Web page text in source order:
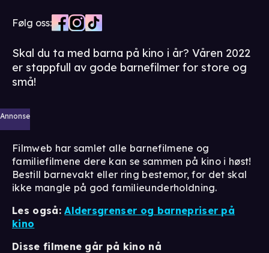
Følg oss:
Skal du ta med barna på kino i år? Våren 2022
er stappfull av gode barnefilmer for store og
små!
Annonse
Filmweb har samlet alle barnefilmene og
familiefilmene dere kan se sammen på kino i høst!
Bestill barnevakt eller ring bestemor, for det skal
ikke mangle på god familieunderholdning.
Les også:Aldersgrenser og barnepriser på
kino
Disse filmene går på kino nå